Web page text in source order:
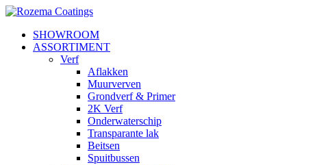
Ga
inhoud
SHOWROOM
ASSORTIMENT
Verf
Aflakken
Muurverven
Grondverf & Primer
2K Verf
Onderwaterschip
Transparante lak
Beitsen
Spuitbussen